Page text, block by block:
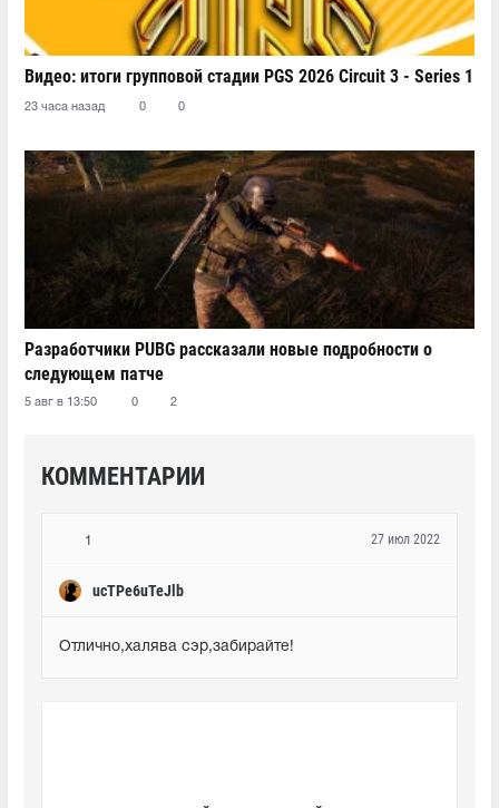
Видео: итоги групповой стадии PGS 2026 Circuit 3 - Series 1
23 часа назад 0 0
Разработчики PUBG рассказали новые подробности о
следующем патче
5 авг в 13:50 0 2
КОММЕНТАРИИ
1
ucTPe6uTeJlb
27 июл 2022
Отлично,халява сэр,забирайте!